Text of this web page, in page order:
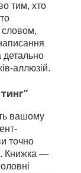
тим, хто
словом,
детально
аллюзій.
вашому
точно
Книжка —